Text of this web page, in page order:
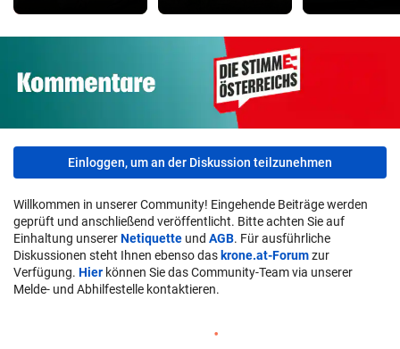
Einloggen, um an der Diskussion teilzunehmen
Willkommen in unserer Community! Eingehende Beiträge werden
geprüft und anschließend veröffentlicht. Bitte achten Sie auf
Einhaltung unsererNetiquette und AGB. Für ausführliche
Diskussionen steht Ihnen ebenso das krone.at-Forumzur
Verfügung. Hier können Sie das Community-Team via unserer
Melde- und Abhilfestelle kontaktieren.